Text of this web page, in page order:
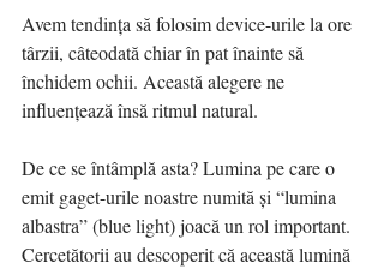
Avem tendința să folosim device-urile la ore
târzii, câteodată chiar în pat înainte să
închidem ochii. Această alegere ne
influențează însă ritmul natural.
De ce se întâmplă asta? Lumina pe care o
emit gaget-urile noastre numită și “lumina
albastra” (blue light) joacă un rol important.
Cercetătorii au descoperit că această lumină